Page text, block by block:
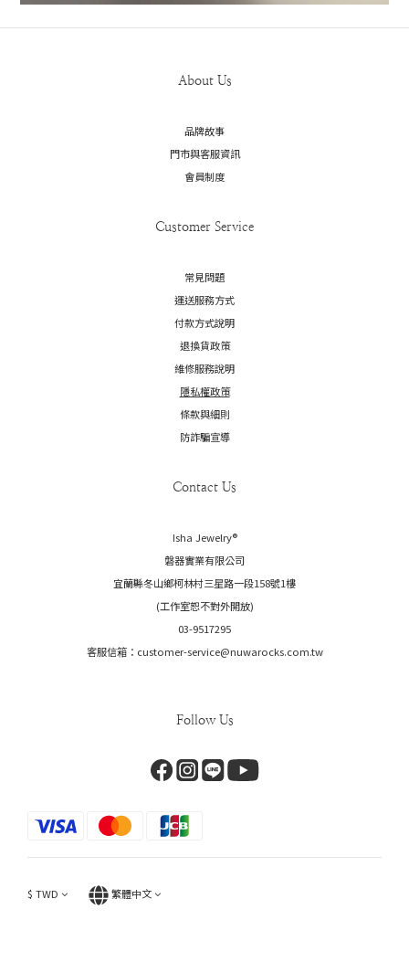
About Us
品牌故事
門市與客服資訊
會員制度
Customer Service
常見問題
運送服務方式
付款方式說明
退換貨政策
維修服務說明
隱私權政策
條款與細則
防詐騙宣導
Contact Us
Isha Jewelry®️
磐器實業有限公司
宜蘭縣冬山鄉柯林村三星路一段158號1樓
(工作室恕不對外開放)
03-9517295
客服信箱：customer-service@nuwarocks.com.tw
Follow Us
$ TWD 繁體中文